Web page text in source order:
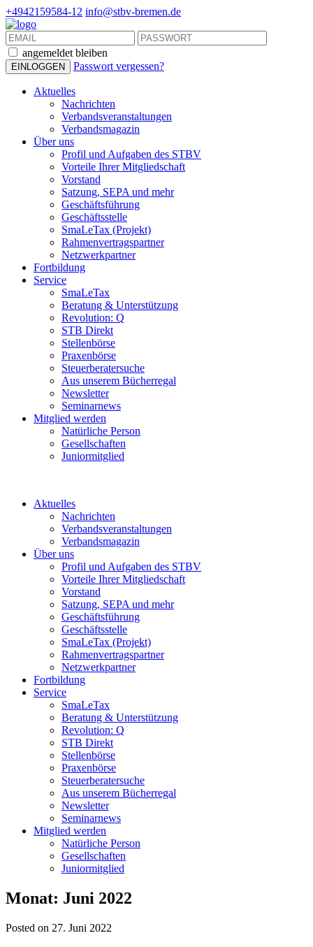
+4942159584-12 info@stbv-bremen.de
angemeldet bleiben
Passwort vergessen?
Aktuelles
Nachrichten
Verbandsveranstaltungen
Verbandsmagazin
Über uns
Profil und Aufgaben des STBV
Vorteile Ihrer Mitgliedschaft
Vorstand
Satzung, SEPA und mehr
Geschäftsführung
Geschäftsstelle
SmaLeTax (Projekt)
Rahmenvertragspartner
Netzwerkpartner
Fortbildung
Service
SmaLeTax
Beratung & Unterstützung
Revolution: Q
STB Direkt
Stellenbörse
Praxenbörse
Steuerberatersuche
Aus unserem Bücherregal
Newsletter
Seminarnews
Mitglied werden
Natürliche Person
Gesellschaften
Juniormitglied
Aktuelles
Nachrichten
Verbandsveranstaltungen
Verbandsmagazin
Über uns
Profil und Aufgaben des STBV
Vorteile Ihrer Mitgliedschaft
Vorstand
Satzung, SEPA und mehr
Geschäftsführung
Geschäftsstelle
SmaLeTax (Projekt)
Rahmenvertragspartner
Netzwerkpartner
Fortbildung
Service
SmaLeTax
Beratung & Unterstützung
Revolution: Q
STB Direkt
Stellenbörse
Praxenbörse
Steuerberatersuche
Aus unserem Bücherregal
Newsletter
Seminarnews
Mitglied werden
Natürliche Person
Gesellschaften
Juniormitglied
Monat: Juni 2022
Posted on 27. Juni 2022